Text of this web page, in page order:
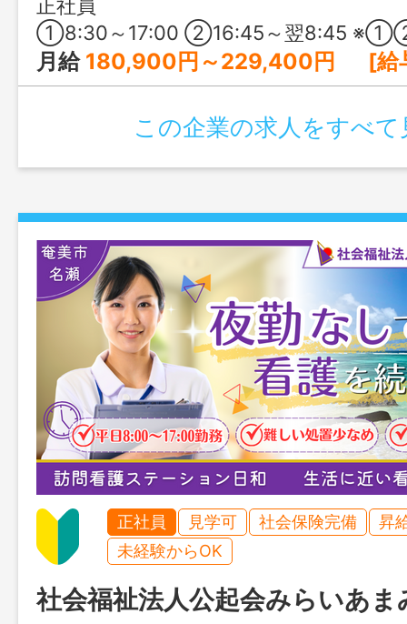
正社員
①8:30～17:00 ②16:45～翌8:45 ※①②の交替制 ※夜勤勤務の②は月4回程度 ※変
月給 180,900円～229,400円 [給与の内訳] 基本給：165,900円～
この企業の求人をすべて
正社員 見学可 社会保険完備
昇
未経験からOK
社会福祉法人公起会みらいあま